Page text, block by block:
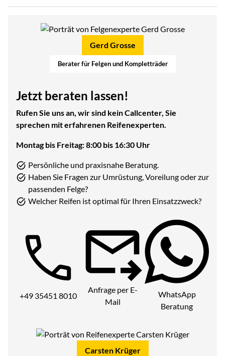
Gerd Grosse
Berater für Felgen und Kompletträder
Jetzt beraten lassen!
Rufen Sie uns an, wir sind kein Callcenter, Sie
sprechen mit erfahrenen Reifenexperten.
Montag bis Freitag: 8:00 bis 16:30 Uhr
Persönliche und praxisnahe Beratung.
Haben Sie Fragen zur Umrüstung, Voreilung oder zur
passenden Felge?
Welcher Reifen ist optimal für Ihren Einsatzzweck?
Telefon:
+49 35451 8010
Anfrage per E-
Mail
WhatsApp
Beratung
Carsten Krüger